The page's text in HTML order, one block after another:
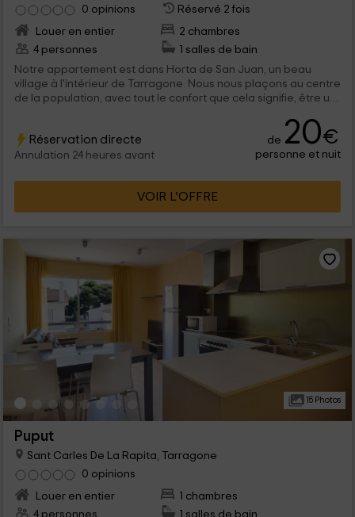
0 opinions
Réservé 2 fois
Louer en entier
2 chambres
4 personnes
1 salles de bain
Notre appartement est dans Horta de San Juan, un beau
village à l'intérieur de Tarragone. Nous nous plaçons au centre
de la population, avec tout le confort que cela signifie, être un
avoir besoin.
Réservation directe
Annulation 24 heures avant
de 20€
personne et nuit
VOIR L’OFFRE
15 Photos
Puput
Sant Carles De La Rapita, Tarragone
0 opinions
Louer en entier
1 chambres
4 personnes
1 salles de bain